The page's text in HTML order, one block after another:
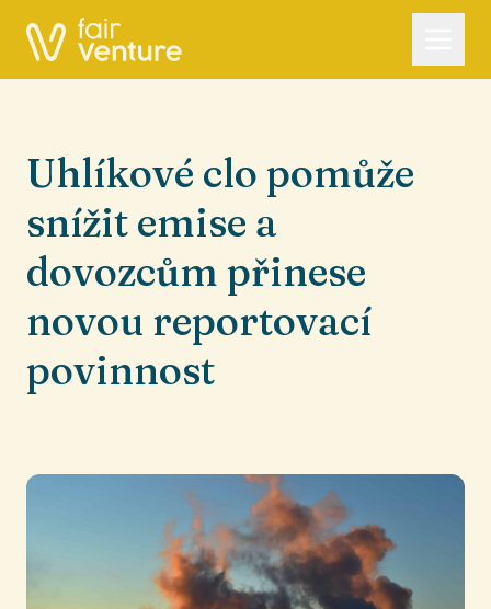
Uhlíkové clo pomůže
snížit emise a
dovozcům přinese
novou reportovací
povinnost